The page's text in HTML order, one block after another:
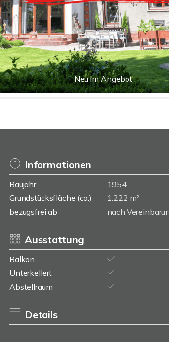
Neu im Angebot
Informationen
Baujahr 1954
Grundstücksfläche (ca.)
1.222 m²
bezugsfrei ab
nach
Ausstattung
Balkon
Unterkellert
Abstellraum
Details